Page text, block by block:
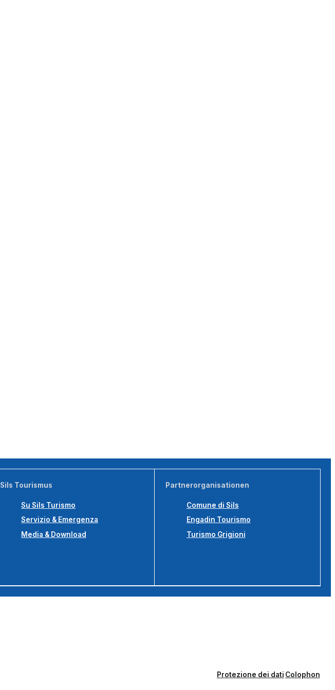
Sils Tourismus
Su Sils Turismo
Servizio & Emergenza
Media & Download
Partnerorganisationen
Comune di Sils
Engadin Tourismo
Turismo Grigioni
Protezione dei dati Colophon